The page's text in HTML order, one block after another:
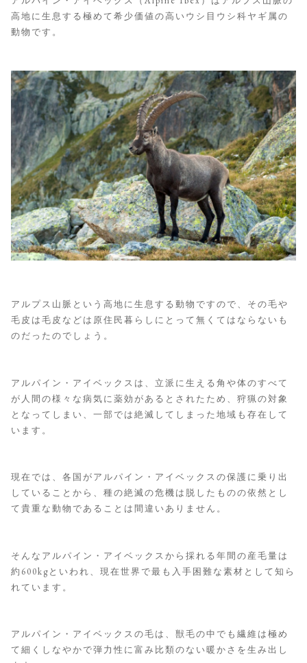
高地に生息する極めて希少価値の高いウシ目ウシ科ヤギ属の
動物です。
アルプス山脈という高地に生息する動物ですので、その毛や
毛皮は毛皮などは原住民暮らしにとって無くてはならないも
のだったのでしょう。
アルパイン・アイベックスは、立派に生える角や体のすべて
が人間の様々な病気に薬効があるとされたため、狩猟の対象
となってしまい、一部では絶滅してしまった地域も存在して
います。
現在では、各国がアルパイン・アイベックスの保護に乗り出
していることから、種の絶滅の危機は脱したものの依然とし
て貴重な動物であることは間違いありません。
そんなアルパイン・アイベックスから採れる年間の産毛量は
約600kgといわれ、現在世界で最も入手困難な素材として知ら
れています。
アルパイン・アイベックスの毛は、獣毛の中でも繊維は極め
て細くしなやかで弾力性に富み比類のない暖かさを生み出し